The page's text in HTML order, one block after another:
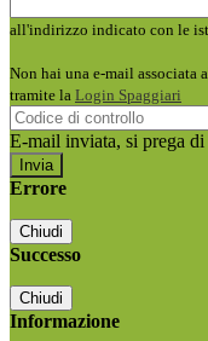
all'indirizzo indicato con le
Non hai una e-mail associata
tramite la Login Spaggiari
E-mail inviata, si prega
Errore
Chiudi
Successo
Chiudi
Informazione